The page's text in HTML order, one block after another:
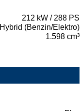
212 kW / 288 PS
Hybrid (Benzin/Elektro)
1.598 cm³